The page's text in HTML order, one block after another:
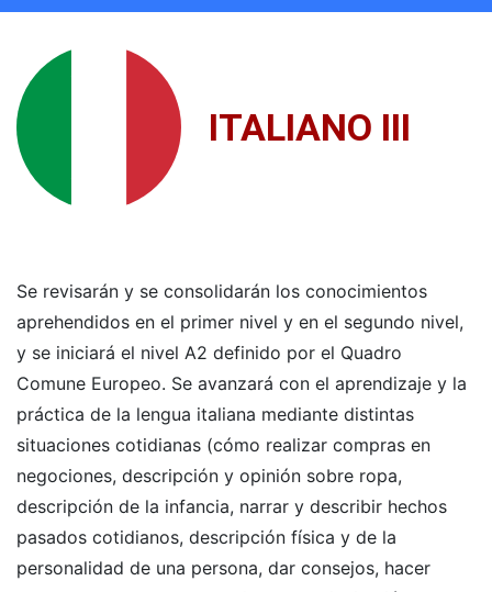
ITALIANO III
Se revisarán y se consolidarán los conocimientos
aprehendidos en el primer nivel y en el segundo nivel,
y se iniciará el nivel A2 definido por el Quadro
Comune Europeo. Se avanzará con el aprendizaje y la
práctica de la lengua italiana mediante distintas
situaciones cotidianas (cómo realizar compras en
negociones, descripción y opinión sobre ropa,
descripción de la infancia, narrar y describir hechos
pasados cotidianos, descripción física y de la
personalidad de una persona, dar consejos, hacer